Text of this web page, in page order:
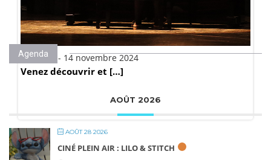
Publié le - 14 novembre 2024
Venez découvrir et […]
Agenda
AOÛT 2026
AOÛT 28 2026
CINÉ PLEIN AIR : LILO & STITCH